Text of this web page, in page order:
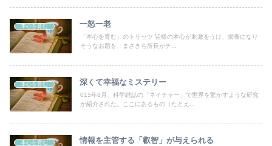
本心を育む 一怒一老
「本心を育む」のトリセツ 皆様の本心が刺激をうけ、栄養になり
そうなお題を、まさきち所長がチ...
本心を育む 深くて幸福なミステリー
015年8月、科学雑誌の「ネイチャー」で世界を驚かすような研究
が紹介された。ここにあるもの（たとえ...
本心を育む 情報を主管する「叡智」が与えられる